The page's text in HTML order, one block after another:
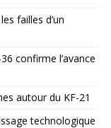
failles d’un
confirme l’avance
autour du KF-21
technologique